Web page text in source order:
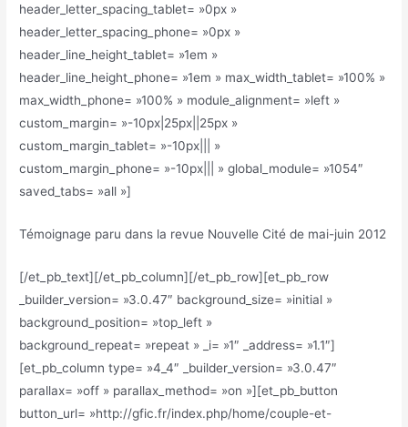
header_letter_spacing_tablet= »0px »
header_letter_spacing_phone= »0px »
header_line_height_tablet= »1em »
header_line_height_phone= »1em » max_width_tablet= »100% »
max_width_phone= »100% » module_alignment= »left »
custom_margin= »-10px|25px||25px »
custom_margin_tablet= »-10px||| »
custom_margin_phone= »-10px||| » global_module= »1054″
saved_tabs= »all »]
Témoignage paru dans la revue Nouvelle Cité de mai-juin 2012
[/et_pb_text][/et_pb_column][/et_pb_row][et_pb_row
_builder_version= »3.0.47″ background_size= »initial »
background_position= »top_left »
background_repeat= »repeat » _i= »1″ _address= »1.1″]
[et_pb_column type= »4_4″ _builder_version= »3.0.47″
parallax= »off » parallax_method= »on »][et_pb_button
button_url= »http://gfic.fr/index.php/home/couple-et-